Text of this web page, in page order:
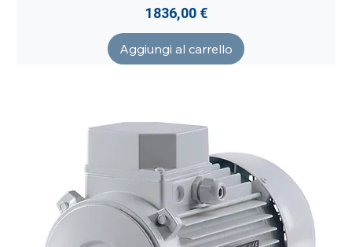
Prezzo
1836,00 €
Aggiungi al carrello